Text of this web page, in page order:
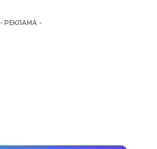
- РЕКЛАМА -